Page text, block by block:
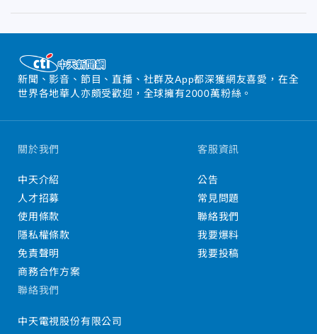
新聞、影音、節目、直播、社群及App都深獲網友喜愛，在全
世界各地華人亦頗受歡迎，全球擁有2000萬粉絲。
關於我們
中天介紹
人才招募
使用條款
隱私權條款
免責聲明
商務合作方案
客服資訊
公告
常見問題
聯絡我們
我要爆料
我要投稿
聯絡我們
中天電視股份有限公司